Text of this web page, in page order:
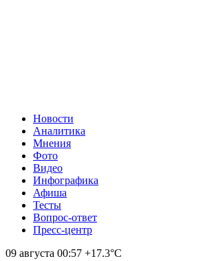
Новости
Аналитика
Мнения
Фото
Видео
Инфографика
Афиша
Тесты
Вопрос-ответ
Пресс-центр
09 августа 00:57 +17.3°С